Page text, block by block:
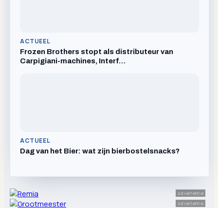
ACTUEEL
Frozen Brothers stopt als distributeur van
Carpigiani-machines, Interf…
ACTUEEL
Dag van het Bier: wat zijn bierbostelsnacks?
Advertentie
Advertentie